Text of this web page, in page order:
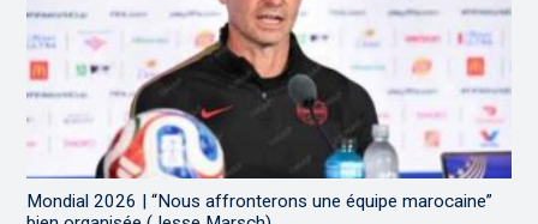
Mondial 2026 | “Nous affronterons une équipe marocaine”